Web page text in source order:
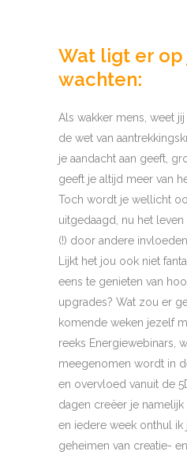
Wat ligt er op
wachten:
Als wakker mens, weet
de wet van
je aandacht aan geeft,
geeft je altijd meer van
Toch wordt je wellicht
uitgedaagd, nu het
(!) door andere invloeden.
Lijkt het jou ook niet
eens te genieten van
upgrades? Wat zou er
komende weken jezelf
reeks Energiewebinars,
meegenomen wordt in
en overvloed vanuit de
dagen creëer je
en iedere week onthul ik
geheimen van creatie- en